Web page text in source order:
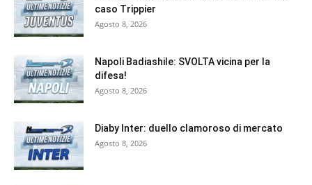
caso Trippier
Agosto 8, 2026
Napoli Badiashile: SVOLTA vicina per la
difesa!
Agosto 8, 2026
Diaby Inter: duello clamoroso di mercato
Agosto 8, 2026